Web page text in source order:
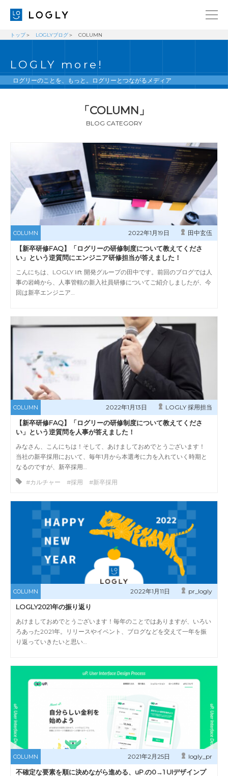
日本語
経営理念
メッセージ
採用情報
IR
お問い合わせ
トップ LOGLYブログ COLUMN
LOGLY more!
ログリーのことを、もっと。ログリーとつながるメディア
「COLUMN」
BLOG CATEGORY
COLUMN 2022年1月19日 田中玄伍
【新卒研修FAQ】「ログリーの研修制度について教えてくださ
い」という逆質問にエンジニア研修担当が答えました！
こんにちは、LOGLY lift 開発グループの田中です。前回のブログでは人
事の岩崎から、人事管轄の新入社員研修についてご紹介しましたが、今
回は新卒エンジニア…
COLUMN 2022年1月13日 LOGLY 採用担当
【新卒研修FAQ】「ログリーの研修制度について教えてくださ
い」という逆質問を人事が答えました！
みなさん、こんにちは！そして、あけましておめでとうございます！
当社の新卒採用において、毎年1月から本選考に力を入れていく時期と
なるのですが、新卒採用…
#カルチャー #採用 #新卒採用
COLUMN 2022年1月11日 pr_logly
LOGLY2021年の振り返り
あけましておめでとうございます！毎年のことではありますが、いろい
ろあった2021年。リリースやイベント、ブログなどを交えて一年を振
り返っていきたいと思い…
COLUMN 2021年2月25日 logly_pr
不確定な要素を順に決めながら進める、uP.の0→1 UIデザインプ